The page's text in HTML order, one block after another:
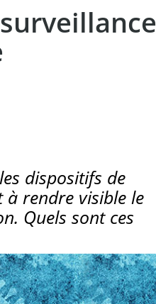
dispositifs de
rendre visible le
Quels sont ces